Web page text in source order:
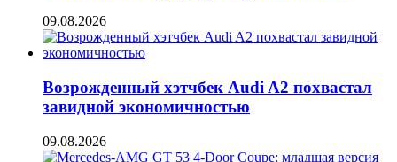
09.08.2026
Возрожденный хэтчбек Audi A2 похвастал
завидной экономичностью
09.08.2026